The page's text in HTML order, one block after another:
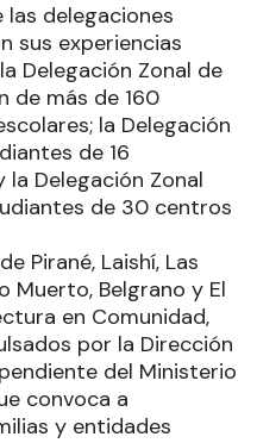
las delegaciones
sus experiencias
Delegación Zonal de
de más de 160
la Delegación
de 16
Delegación Zonal
de 30 centros
Pirané, Laishí, Las
Muerto, Belgrano y El
en Comunidad,
por la Dirección
del Ministerio
convoca a
y entidades